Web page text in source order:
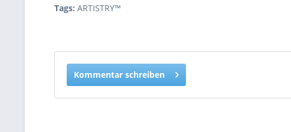
Tags: ARTISTRY™
Kommentar schreiben